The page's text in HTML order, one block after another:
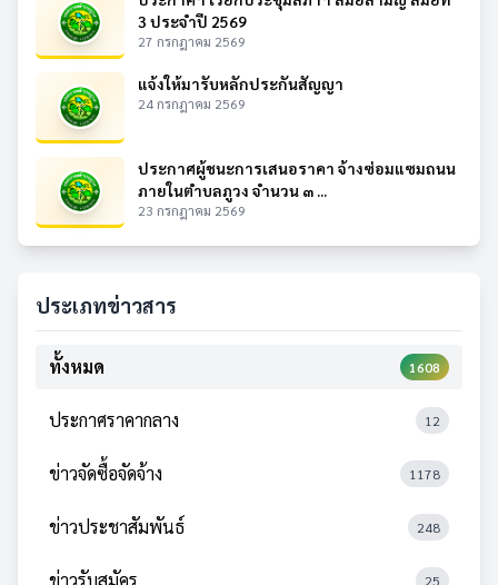
3 ประจำปี 2569
27 กรกฎาคม 2569
แจ้งให้มารับหลักประกันสัญญา
24 กรกฎาคม 2569
ประกาศผู้ชนะการเสนอราคา จ้างซ่อมแซมถนน
ภายในตำบลภูวง จำนวน ๓ ...
23 กรกฎาคม 2569
ประเภทข่าวสาร
ทั้งหมด 1608
ประกาศราคากลาง 12
ข่าวจัดซื้อจัดจ้าง 1178
ข่าวประชาสัมพันธ์ 248
ข่าวรับสมัคร 25